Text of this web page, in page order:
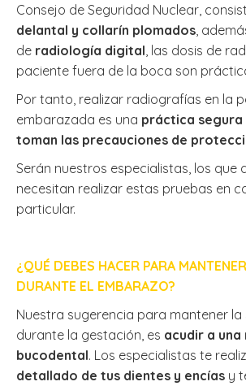
Consejo de Seguridad Nuclear,
delantal y collarín plomados ,
de radiología digital , las dosis de
paciente fuera de la boca son
Por tanto, realizar radiografías en la
embarazada es una práctica segura
toman las precauciones de
Serán nuestros especialistas, los que
necesitan realizar estas pruebas en
particular.
¿QUÉ DEBES HACER PARA
DURANTE EL EMBARAZO?
Nuestra sugerencia para mantener
durante la gestación, es acudir a una
bucodental. Los especialistas te
detallado de tus dientes y encías y